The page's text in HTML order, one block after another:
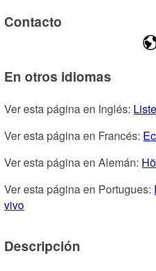
Contacto
En otros idiomas
Ver esta página en Inglés:
Ver esta página en Francés:
Ver esta página en Alemán:
Ver esta página en Portugues:
vivo
Descripción